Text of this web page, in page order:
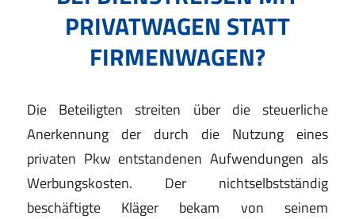
PRIVATWAGEN STATT
FIRMENWAGEN?
Die Beteiligten streiten über die steuerliche
Anerkennung der durch die Nutzung eines
privaten Pkw entstandenen Aufwendungen als
Werbungskosten. Der nichtselbstständig
beschäftigte Kläger bekam von seinem